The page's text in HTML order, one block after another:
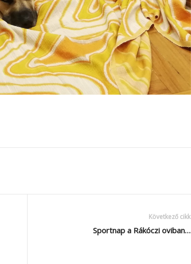
Következő cikk
Sportnap a Rákóczi oviban…